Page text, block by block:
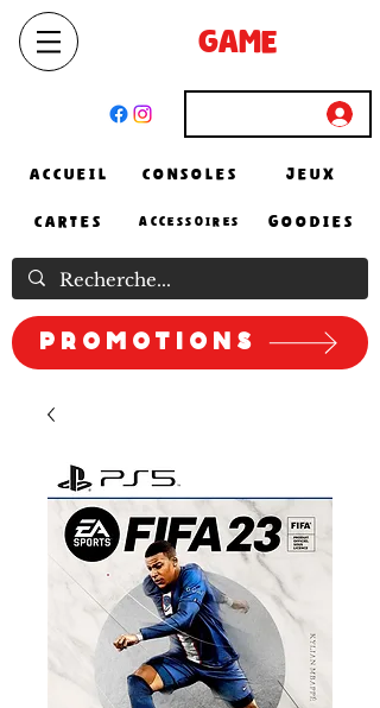
GAME
ACCUEIL CONSOLES JEUX
CARTES ACCESSOIRES GOODIES
Promotions